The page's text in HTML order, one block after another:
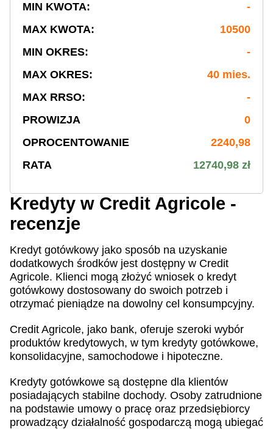
MIN KWOTA:
-
MAX KWOTA:
10500
MIN OKRES:
-
MAX OKRES:
40 mies.
MAX RRSO:
-
PROWIZJA
0
OPROCENTOWANIE
2240,98
RATA
12740,98 zł
Kredyty w Credit Agricole -
recenzje
Kredyt gotówkowy jako sposób na uzyskanie
dodatkowych środków jest dostępny w Credit
Agricole. Klienci mogą złożyć wniosek o kredyt
gotówkowy dostosowany do swoich potrzeb i
otrzymać pieniądze na dowolny cel konsumpcyjny.
Credit Agricole, jako bank, oferuje szeroki wybór
produktów kredytowych, w tym kredyty gotówkowe,
konsolidacyjne, samochodowe i hipoteczne.
Kredyty gotówkowe są dostępne dla klientów
posiadających stabilne dochody. Osoby zatrudnione
na podstawie umowy o pracę oraz przedsiębiorcy
prowadzący działalność gospodarczą mogą ubiegać